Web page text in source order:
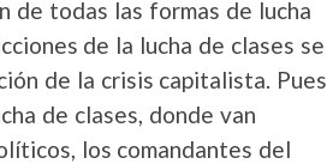
de todas las formas de lucha
de la lucha de clases se
de la crisis capitalista. Pues
de clases, donde van
los comandantes del